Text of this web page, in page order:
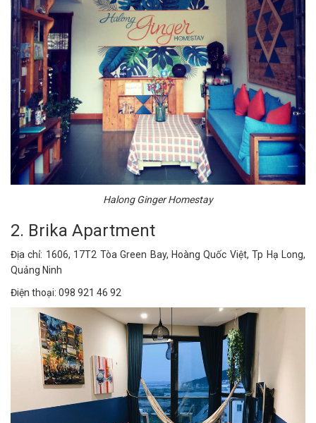
Halong Ginger Homestay
2. Brika Apartment
Địa chỉ: 1606, 17T2 Tòa Green Bay, Hoàng Quốc Việt, Tp Hạ Long,
Quảng Ninh
Điện thoại: 098 921 46 92